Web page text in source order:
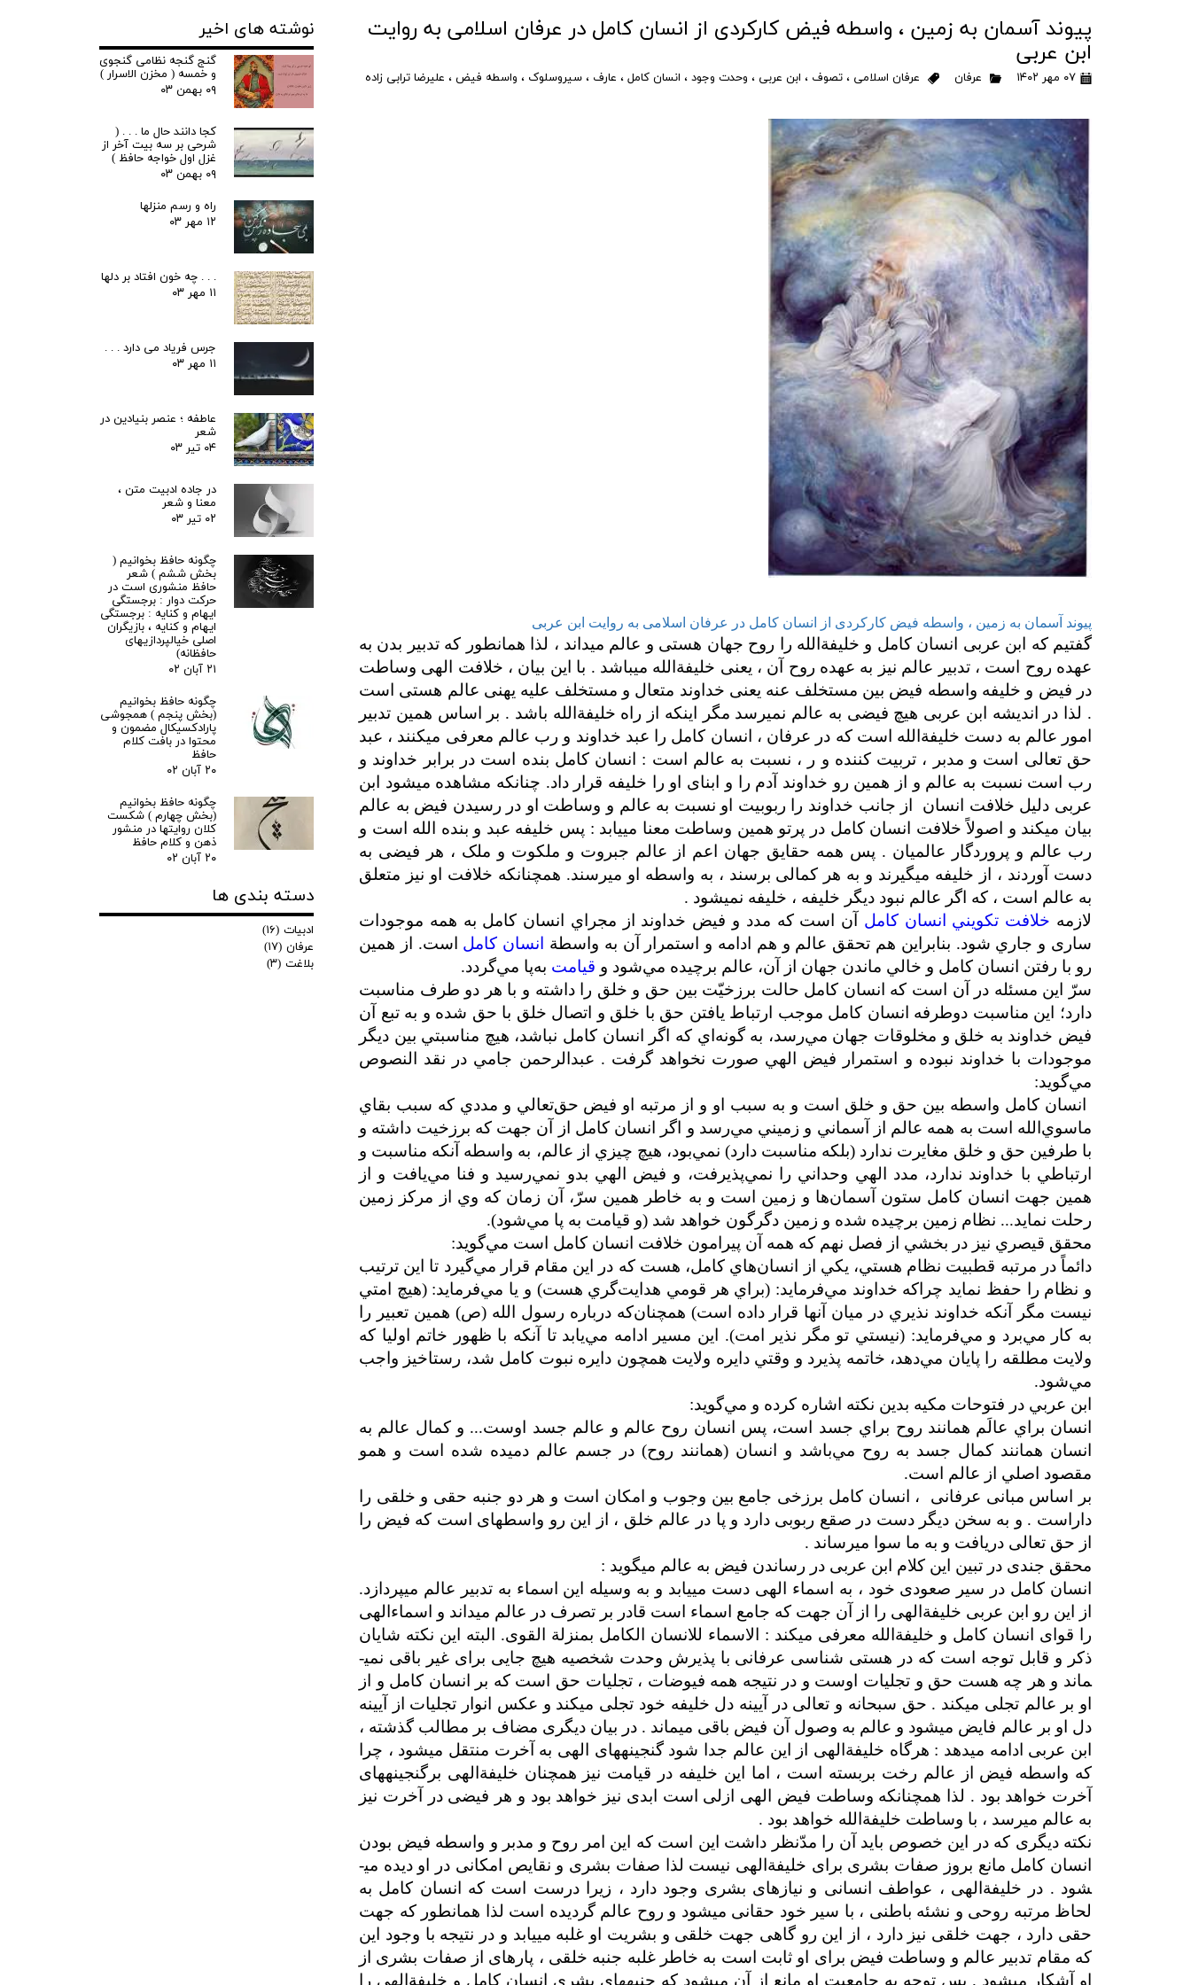
پیوند آسمان به زمین ، واسطه فیض کارکردی از انسان کامل در عرفان اسلامی به روایت
ابن عربی
۰۷ مهر ۱۴۰۲ عرفان عرفان اسلامی ، تصوف ، ابن عربی ، وحدت وجود ، انسان کامل ، عارف ، سیروسلوک ، واسطه فیض ، علیرضا ترابی زاده
پیوند آسمان به زمین ، واسطه فیض کارکردی از انسان کامل در عرفان اسلامی به روایت ابن عربی
گفتیم که ابن عربی انسان کامل و خلیفةالله را روح جهان هستی و عالم می­داند ، لذا همانطور که تدبیر بدن به
عهده روح است ، تدبیر عالم نیز به عهده روح آن ، یعنی خلیفةالله می­باشد . با این بیان ، خلافت الهی وساطت
در فیض و خلیفه واسطه فیض بین مستخلف عنه یعنی خداوند متعال و مستخلف علیه یهنی عالم هستی است
. لذا در اندیشه ابن عربی هیچ فیضی به عالم نمی­رسد مگر اینکه از راه خلیفةالله باشد . بر اساس همین تدبیر
امور عالم به دست خلیفةالله است که در عرفان ، انسان کامل را عبد خداوند و رب عالم معرفی می­کنند ، عبد
حق تعالی است و مدبر ، تربیت کننده و ر ، نسبت به عالم است : انسان کامل بنده است در برابر خداوند و
رب است نسبت به عالم و از همین رو خداوند آدم را و ابنای او را خلیفه قرار داد. چنانکه مشاهده می­شود ابن
عربی دلیل خلافت انسان از جانب خداوند را ربوبیت او نسبت به عالم و وساطت او در رسیدن فیض به عالم
بیان می­کند و اصولاً خلافت انسان کامل در پرتو همین وساطت معنا می­یابد : پس خلیفه عبد و بنده الله است و
رب عالم و پروردگار عالمیان . پس همه حقایق جهان اعم از عالم جبروت و ملکوت و ملک ، هر فیضی به
دست آوردند ، از خلیفه می­گیرند و به هر کمالی برسند ، به واسطه او می­رسند. همچنانکه خلافت او نیز متعلق
به عالم است ، که اگر عالم نبود دیگر خلیفه ، خلیفه نمی­شود .
لازمه خلافت تكويني انسان كامل
آن است كه مدد و فيض خداوند از مجراي انسان‌ كامل به همه موجودات
ساری و جاري ‌شود. بنابراين هم تحقق عالم و هم ادامه و استمرار آن به واسطة انسان كامل است. از همين
رو با رفتن انسان كامل و خالي ماندن جهان از آن، عالم برچيده مي‌شود و قيامت به‌پا مي‌گردد.
سرّ اين مسئله در آن است که انسان کامل حالت برزخيّت بين حق و خلق را داشته و با هر دو طرف مناسبت
دارد؛ اين مناسبت دوطرفه انسان کامل موجب ارتباط يافتن حق با خلق و اتصال خلق با حق شده و به تبع آن
فيض خداوند به خلق و مخلوقات جهان مي‌رسد، به گونه‌اي که اگر انسان کامل نباشد، هيچ مناسبتي بين ديگر
موجودات با خداوند نبوده و استمرار فيض الهي صورت نخواهد گرفت . عبدالرحمن جامي در نقد النصوص
مي‌گويد:
انسان کامل واسطه بين حق و خلق است و به سبب او و از مرتبه او فيض حق‌تعالي و مددي که سبب بقاي
ماسوي‌الله است به همه عالم از آسماني و زميني مي‌رسد و اگر انسان کامل از آن جهت که برزخيت داشته و
با طرفين حق و خلق مغايرت ندارد (بلکه مناسبت دارد) نمي‌بود، هيچ چيزي از عالم، به واسطه‌ آنکه مناسبت و
ارتباطي با خداوند ندارد، مدد الهي وحداني را نمي‌پذيرفت، و فيض الهي بدو نمي‌رسيد و فنا مي‌يافت و از
همين جهت انسان کامل ستون آسمان‌ها و زمين است و به خاطر همين سرّ، آن زمان که وي از مرکز زمين
رحلت نمايد... نظام زمين برچيده شده و زمين دگرگون خواهد شد (و قيامت به پا مي‌شود).
محقق قيصري نیز در بخشي از فصل نهم که همه آن پيرامون خلافت انسان کامل است مي‌گويد:
دائماً در مرتبه قطبيت نظام هستي، يکي از انسان‌هاي کامل، هست که در اين مقام قرار مي‌گيرد تا اين ترتيب
و نظام را حفظ نمايد چراکه خداوند مي‌فرمايد: (براي هر قومي هدايت‌گري هست) و يا مي‌فرمايد: (هيچ امتي
نيست مگر آنکه خداوند نذيري در ميان آنها قرار داده است) همچنان‌که درباره رسول‌ الله (ص) همين تعبير را
به کار مي‌برد و مي‌فرمايد: (نيستي تو مگر نذير امت). اين مسير ادامه مي‌يابد تا آنکه با ظهور خاتم اوليا که
ولايت مطلقه را پايان مي‌دهد، خاتمه پذيرد و وقتي دايره ولايت همچون دايره نبوت کامل شد، رستاخيز واجب
مي‌شود.
ابن عربي در فتوحات مکيه بدين نکته اشاره کرده و مي‌گويد:
انسان براي عالَم همانند روح براي جسد است، پس انسان روح عالم و عالم جسد اوست... و کمال عالم به
انسان همانند کمال جسد به روح مي‌باشد و انسان (همانند روح) در جسم عالم دميده شده است و همو
مقصود اصلي از عالم است.
بر اساس مبانی عرفانی ، انسان کامل برزخی جامع بین وجوب و امکان است و هر دو جنبه حقی و خلقی را
داراست . و به سخن دیگر دست در صقع ربوبی دارد و پا در
عالم خلق ، از این رو واسطه­ای است که فیض را
از حق تعالی دریافت و به ما سوا می­رساند .
محقق جندی در تبین این کلام ابن عربی در رساندن فیض به عالم می­گوید :
انسان کامل در سیر صعودی خود ، به اسماء الهی دست می­یابد و به وسیله این اسماء به تدبیر عالم می­پردازد.
از این رو ابن عربی خلیفةالهی را از آن جهت که جامع اسماء است قادر بر تصرف در عالم می­داند و اسماءالهی
را قوای انسان کامل و خلیفةالله معرفی می­کند : الاسماء للانسان الکامل بمنزلة القوی. البته این نکته شایان
ذکر و قابل توجه است که در هستی شناسی عرفانی با پذیرش وحدت شخصیه هیچ جایی برای غیر باقی نمی­
ماند و هر چه هست حق و تجلیات اوست و در نتیجه همه فیوضات ، تجلیات حق است که بر انسان کامل و از
او بر عالم تجلی می­کند . حق سبحانه و تعالی در آیینه دل خلیفه خود تجلی می­کند و عکس انوار تجلیات از آیینه
دل او بر عالم فایض می­شود و عالم به وصول آن فیض باقی می­ماند . در بیان دیگری مضاف بر مطالب گذشته ،
ابن عربی ادامه می­دهد : هرگاه خلیفةالهی از این عالم جدا شود گنجینه­های الهی به آخرت منتقل می­شود ، چرا
که واسطه فیض از عالم رخت بربسته است ، اما این خلیفه در قیامت نیز همچنان خلیفةالهی برگنجینه­های
آخرت خواهد بود . لذا همچنانکه وساطت فیض الهی ازلی است ابدی نیز خواهد بود و هر فیضی در آخرت نیز
به عالم می­رسد ، با وساطت خلیفةالله خواهد بود .
نکته دیگری که در این خصوص باید آن را مدّنظر داشت این است که این امر روح و مدبر و واسطه فیض بودن
انسان کامل مانع بروز صفات بشری برای خلیفةالهی نیست لذا صفات بشری و نقایص امکانی در او دیده می­
شود . در خلیفةالهی ، عواطف انسانی و نیازهای بشری وجود دارد ، زیرا درست است که انسان کامل به
لحاظ مرتبه روحی و نشئه باطنی ، با سیر خود حقانی می­شود و روح عالم گردیده است لذا همانطور که جهت
حقی دارد ، جهت خلقی نیز دارد ، از این رو گاهی جهت خلقی و بشریت او غلبه می­یابد و در نتیجه با وجود این
که مقام تدبیر عالم و وساطت فیض برای او ثابت است به خاطر غلبه جنبه خلقی ، پاره­ای از صفات بشری از
او آشکار می­شود . پس توجه به جامعیت او مانع از آن می­شود که جنبه­های بشری انسان کامل و خلیفةالهی را
نوشته های اخیر
گنج گنجه نظامی گنجوی
و خمسه ( مخزن الاسرار )
۰۹ بهمن ۰۳
کجا دانند حال ما . . . (
شرحی بر سه بیت آخر از
غزل اول خواجه حافظ )
۰۹ بهمن ۰۳
راه و رسم منزلها
۱۲ مهر ۰۳
. . . چه خون افتاد بر دلها
۱۱ مهر ۰۳
جرس فریاد می دارد . . .
۱۱ مهر ۰۳
عاطفه ؛ عنصر بنیادین در
شعر
۰۴ تیر ۰۳
در جاده ادبیت متن ،
معنا و شعر
۰۲ تیر ۰۳
چگونه حافظ بخوانیم (
بخش ششم ) شعر
حافظ منشوری است در
حرکت دوار : برجستگی
ایهام و کنایه : برجستگی
ایهام و کنایه ، بازیگران
اصلی خیالپردازیهای
حافظانه)
۲۱ آبان ۰۲
چگونه حافظ بخوانیم
(بخش پنجم ) همجوشی
پارادکسیکال مضمون و
محتوا در بافت کلام
حافظ
۲۰ آبان ۰۲
چگونه حافظ بخوانیم
(بخش چهارم ) شکست
کلان روایتها در منشور
ذهن و کلام حافظ
۲۰ آبان ۰۲
دسته بندی ها
ادبیات (۱۶)
عرفان (۱۷)
بلاغت (۳)